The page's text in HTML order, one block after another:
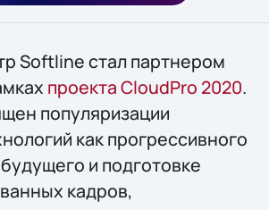
Softline стал партнером
проектаCloudPro 2020.
популяризации
как прогрессивного
и подготовке
кадров,